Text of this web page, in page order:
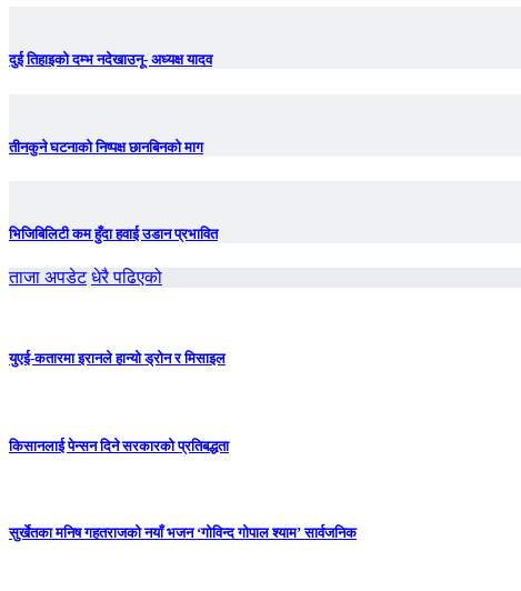
दुई तिहाइको दम्भ नदेखाउनू- अध्यक्ष यादव
तीनकुने घटनाकाे निष्पक्ष छानबिनकाे माग
भिजिबिलिटी कम हुँदा हवाई उडान प्रभावित
ताजा अपडेट धेरै पढिएको
युएई-कतारमा इरानले हान्यो ड्रोन र मिसाइल
किसानलाई पेन्सन दिने सरकारको प्रतिबद्धता
सुर्खेतका मनिष गहतराजको नयाँ भजन ‘गोविन्द गोपाल श्याम’ सार्वजनिक